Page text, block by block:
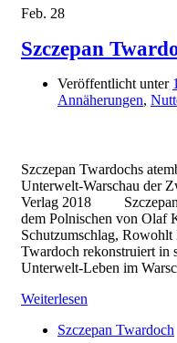
Feb. 28
Szczepan
Veröffentlicht unter
Annäherungen,
Szczepan Twardochs
Unterwelt-Warschau der
Verlag 2018 Szczepan
dem Polnischen von Olaf
Schutzumschlag,
Twardoch rekonstruiert in
Unterwelt-Leben im
Weiterlesen
Szczepan Twardoch